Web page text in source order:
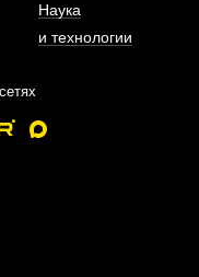
Наука
и технологии